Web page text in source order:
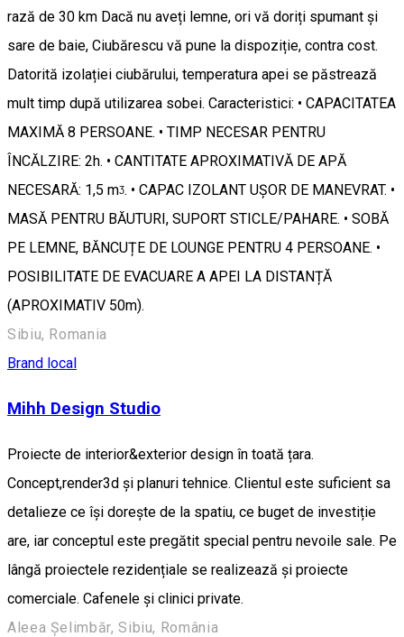
rază de 30 km Dacă nu aveți lemne, ori vă doriți spumant și
sare de baie, Ciubărescu vă pune la dispoziție, contra cost.
Datorită izolației ciubărului, temperatura apei se păstrează
mult timp după utilizarea sobei. Caracteristici: • CAPACITATEA
MAXIMĂ 8 PERSOANE. • TIMP NECESAR PENTRU
ÎNCĂLZIRE: 2h. • CANTITATE APROXIMATIVĂ DE APĂ
NECESARĂ: 1,5 mᶾ. • CAPAC IZOLANT UȘOR DE MANEVRAT. •
MASĂ PENTRU BĂUTURI, SUPORT STICLE/PAHARE. • SOBĂ
PE LEMNE, BĂNCUȚE DE LOUNGE PENTRU 4 PERSOANE. •
POSIBILITATE DE EVACUARE A APEI LA DISTANȚĂ
(APROXIMATIV 50m).
Sibiu, Romania
Brand local
Mihh Design Studio
Proiecte de interior&exterior design în toată țara.
Concept,render3d și planuri tehnice. Clientul este suficient sa
detalieze ce își dorește de la spatiu, ce buget de investiție
are, iar conceptul este pregătit special pentru nevoile sale. Pe
lângă proiectele rezidențiale se realizează și proiecte
comerciale. Cafenele și clinici private.
Aleea Șelimbăr, Sibiu, România